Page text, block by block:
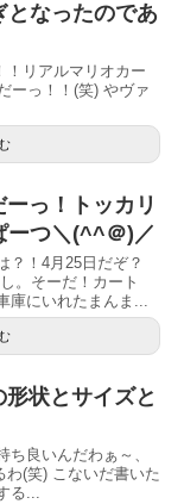
となったのであ
！リアルマリオカー
ーっ！！(笑) やヴァ
っ！トッカリ
ーつ＼(^^＠)／
？！4月25日だぞ？
。そーだ！カート
庫にいれたまんま...
状とサイズと
良いんだわぁ～、
わ(笑) こないだ書いた
る...